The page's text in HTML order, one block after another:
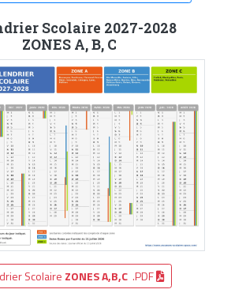
Scolaire 2027-2028
ZONES A, B, C
Scolaire ZONES A,B,C .PDF